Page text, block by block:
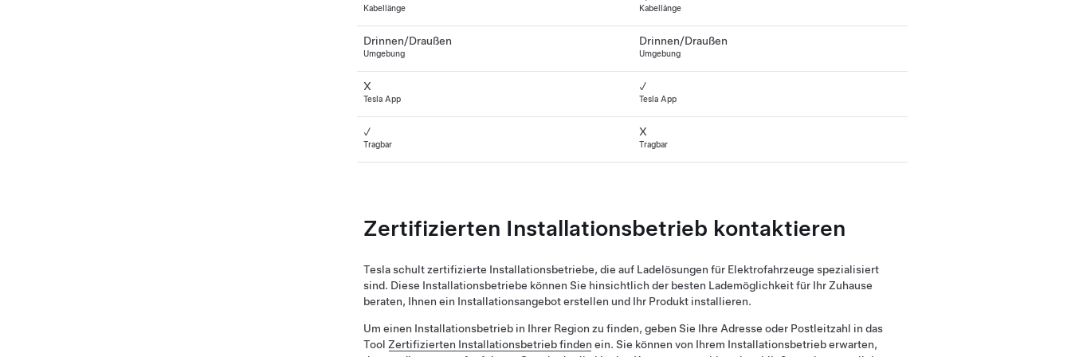
Kabellänge Kabellänge
Drinnen/Draußen
Umgebung
Drinnen/Draußen
Umgebung
X
Tesla App
✓
Tesla App
✓
Tragbar
X
Tragbar
Zertifizierten Installationsbetrieb kontaktieren
Tesla schult zertifizierte Installationsbetriebe, die auf Ladelösungen für Elektrofahrzeuge spezialisiert
sind. Diese Installationsbetriebe können Sie hinsichtlich der besten Lademöglichkeit für Ihr Zuhause
beraten, Ihnen ein Installationsangebot erstellen und Ihr Produkt installieren.
Um einen Installationsbetrieb in Ihrer Region zu finden, geben Sie Ihre Adresse oder Postleitzahl in das
Tool Zertifizierten Installationsbetrieb finden ein. Sie können von Ihrem Installationsbetrieb erwarten,